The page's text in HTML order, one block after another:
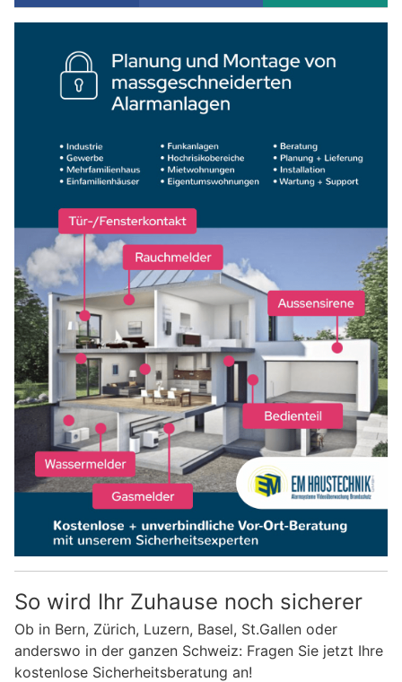
So wird Ihr Zuhause noch sicherer
Ob in Bern, Zürich, Luzern, Basel, St.Gallen oder
anderswo in der ganzen Schweiz: Fragen Sie jetzt Ihre
kostenlose Sicherheitsberatung an!